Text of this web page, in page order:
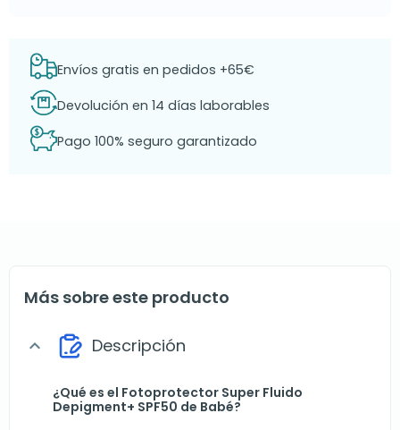
Envíos gratis en pedidos +65€
Devolución en 14 días laborables
Pago 100% seguro garantizado
Más sobre este producto
expand_more Descripción
¿Qué es el Fotoprotector Super Fluido
Depigment+ SPF50 de Babé?